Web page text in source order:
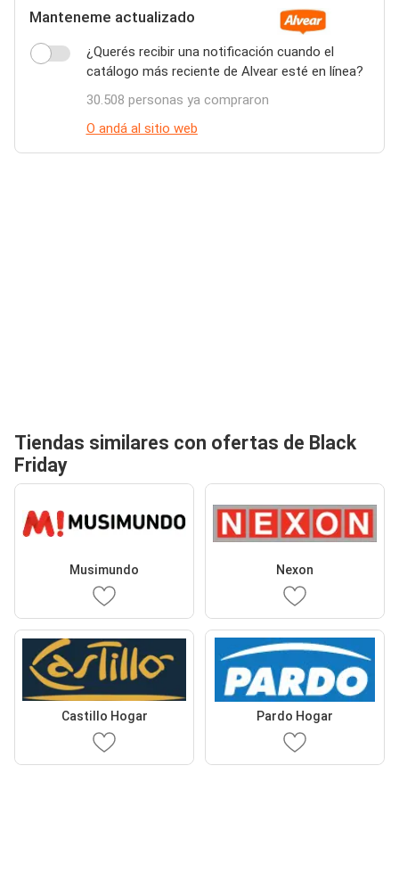
Manteneme actualizado
¿Querés recibir una notificación cuando el
catálogo más reciente de Alvear esté en línea?
30.508 personas ya compraron
O andá al sitio web
Tiendas similares con ofertas de Black
Friday
Musimundo Nexon
Castillo Hogar Pardo Hogar